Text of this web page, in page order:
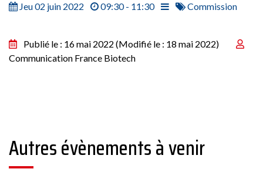
Jeu 02 juin 2022 09:30 - 11:30 Commission
Publié le : 16 mai 2022 (Modifié le : 18 mai 2022)
Communication France Biotech
Autres évènements à venir